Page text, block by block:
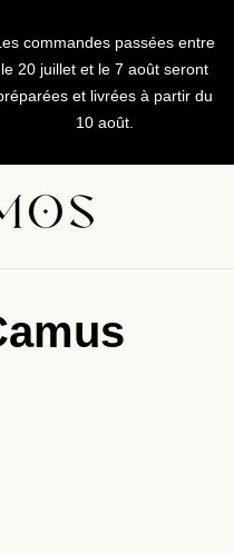
commandes passées entre
le 20 juillet et le 7 août seront
et livrées à partir du
10 août.